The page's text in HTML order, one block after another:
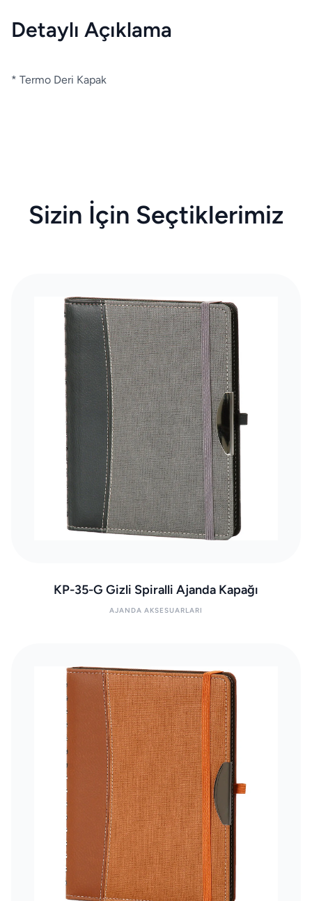
Detaylı Açıklama
* Termo Deri Kapak
Sizin İçin Seçtiklerimiz
KP-35-G Gizli Spiralli Ajanda Kapağı
AJANDA AKSESUARLARI